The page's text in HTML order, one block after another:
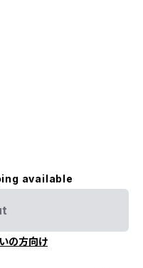
available
の方向け